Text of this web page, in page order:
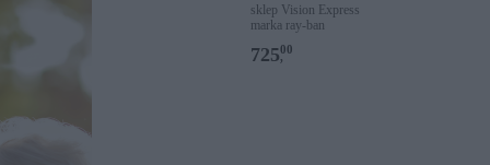
sklep Vision Express
marka ray-ban
725,
00